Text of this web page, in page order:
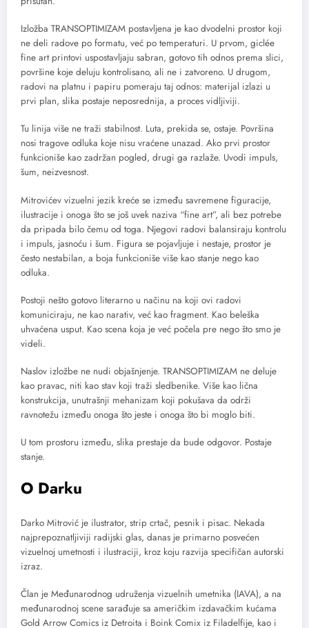
Izložba TRANSOPTIMIZAM postavljena je kao dvodelni prostor koji
ne deli radove po formatu, već po temperaturi. U prvom, giclée
fine art printovi uspostavljaju sabran, gotovo tih odnos prema slici,
površine koje deluju kontrolisano, ali ne i zatvoreno. U drugom,
radovi na platnu i papiru pomeraju taj odnos: materijal izlazi u
prvi plan, slika postaje neposrednija, a proces vidljiviji.
Tu linija više ne traži stabilnost. Luta, prekida se, ostaje. Površina
nosi tragove odluka koje nisu vraćene unazad. Ako prvi prostor
funkcioniše kao zadržan pogled, drugi ga razlaže. Uvodi impuls,
šum, neizvesnost.
Mitrovićev vizuelni jezik kreće se između savremene figuracije,
ilustracije i onoga što se još uvek naziva “fine art”, ali bez potrebe
da pripada bilo čemu od toga. Njegovi radovi balansiraju kontrolu
i impuls, jasnoću i šum. Figura se pojavljuje i nestaje, prostor je
često nestabilan, a boja funkcioniše više kao stanje nego kao
odluka.
Postoji nešto gotovo literarno u načinu na koji ovi radovi
komuniciraju, ne kao narativ, već kao fragment. Kao beleška
uhvaćena usput. Kao scena koja je već počela pre nego što smo je
videli.
Naslov izložbe ne nudi objašnjenje. TRANSOPTIMIZAM ne deluje
kao pravac, niti kao stav koji traži sledbenike. Više kao lična
konstrukcija, unutrašnji mehanizam koji pokušava da održi
ravnotežu između onoga što jeste i onoga što bi moglo biti.
U tom prostoru između, slika prestaje da bude odgovor. Postaje
stanje.
O Darku
Darko Mitrović je ilustrator, strip crtač, pesnik i pisac. Nekada
najprepoznatljiviji radijski glas, danas je primarno posvećen
vizuelnoj umetnosti i ilustraciji, kroz koju razvija specifičan autorski
izraz.
Član je Međunarodnog udruženja vizuelnih umetnika (IAVA), a na
međunarodnoj scene sarađuje sa američkim izdavačkim kućama
Gold Arrow Comics iz Detroita i Boink Comix iz Filadelfije, kao i